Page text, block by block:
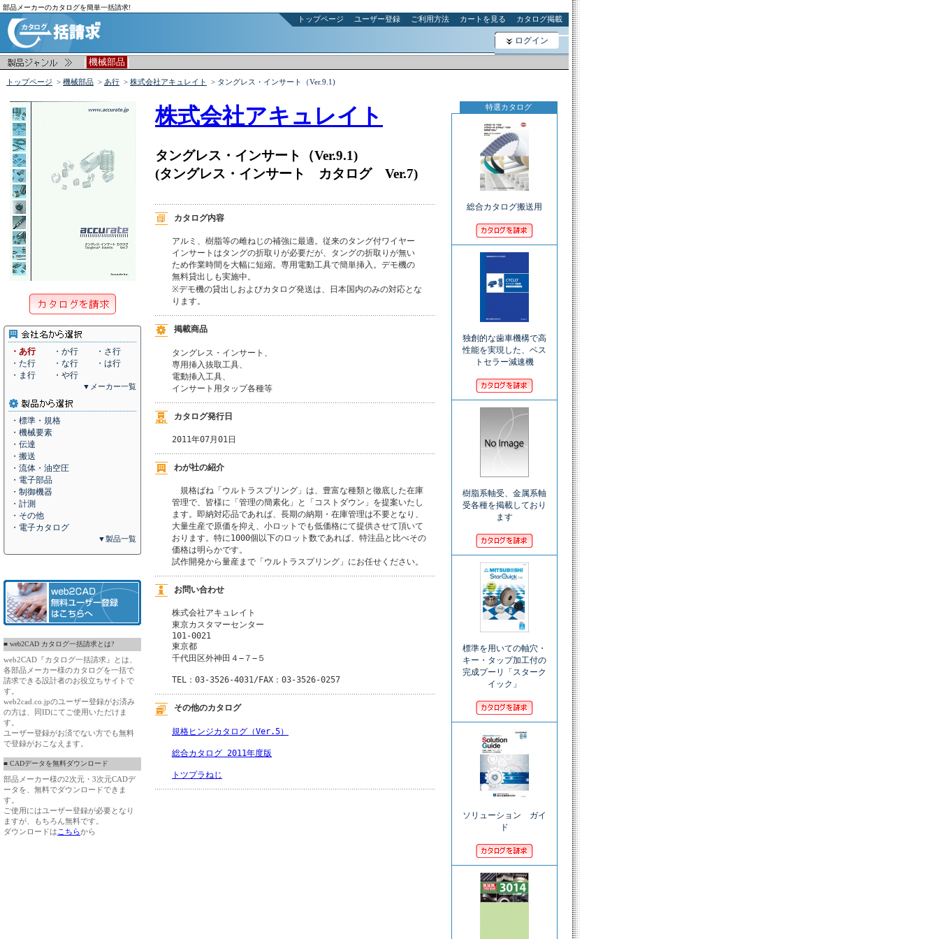
部品メーカーのカタログを簡単一括請求!
トップページ ユーザー登録 ご利用方法 カートを見る カタログ掲載
ログイン
| 機械部品 |
トップページ > 機械部品 > あ行 > 株式会社アキュレイト > タングレス・インサート（Ver.9.1)
・あ行 ・か行
・さ行
・た行
・な行
・は行
・ま行
・や行
▼メーカー一覧
・標準・規格
・機械要素
・伝達
・搬送
・流体・油空圧
・電子部品
・制御機器
・計測
・その他
・電子カタログ
▼製品一覧
■ web2CAD カタログ一括請求とは?
web2CAD『カタログ一括請求』とは、
各部品メーカー様のカタログを一括で
請求できる設計者のお役立ちサイトで
す。
web2cad.co.jpのユーザー登録がお済み
の方は、同IDにてご使用いただけま
す。
ユーザー登録がお済でない方でも無料
で登録がおこなえます。
■ CADデータを無料ダウンロード
部品メーカー様の2次元・3次元CADデ
ータを、無料でダウンロードできま
す。
ご使用にはユーザー登録が必要となり
ますが、もちろん無料です。
ダウンロードは こちらから
株式会社アキュレイト
タングレス・インサート（Ver.9.1)
(タングレス・インサート カタログ Ver.7)
カタログ内容
アルミ、樹脂等の雌ねじの補強に最適。従来のタング付ワイヤー
インサートはタングの折取りが必要だが、タングの折取りが無い
ため作業時間を大幅に短縮。専用電動工具で簡単挿入。デモ機の
無料貸出しも実施中。
※デモ機の貸出しおよびカタログ発送は、日本国内のみの対応とな
ります。
掲載商品
タングレス・インサート、
専用挿入抜取工具、
電動挿入工具、
インサート用タップ各種等
カタログ発行日
2011年07月01日
わが社の紹介
規格ばね「ウルトラスプリング」は、豊富な種類と徹底した在庫
管理で、皆様に「管理の簡素化」と「コストダウン」を提案いたし
ます。即納対応品であれば、長期の納期・在庫管理は不要となり、
大量生産で原価を抑え、小ロットでも低価格にて提供させて頂いて
おります。特に1000個以下のロット数であれば、特注品と比べその
価格は明らかです。
試作開発から量産まで「ウルトラスプリング」にお任せください。
お問い合わせ
株式会社アキュレイト
東京カスタマーセンター
101-0021
東京都
千代田区外神田４−７−５
TEL：03-3526-4031/FAX：03-3526-0257
その他のカタログ
規格ヒンジカタログ（Ver.5）
総合カタログ 2011年度版
トツプラねじ
特選カタログ
総合カタログ搬送用
独創的な歯車機構で高
性能を実現した、ベス
トセラー減速機
樹脂系軸受、金属系軸
受各種を掲載しており
ます
標準を用いての軸穴・
キー・タップ加工付の
完成プーリ「スターク
イック」
ソリューション ガイ
ド